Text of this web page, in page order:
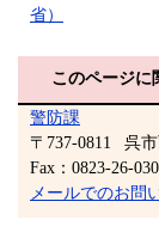
省）
このページに
警防課
〒737-0811
呉
Fax：0823-26-
メールでのお問